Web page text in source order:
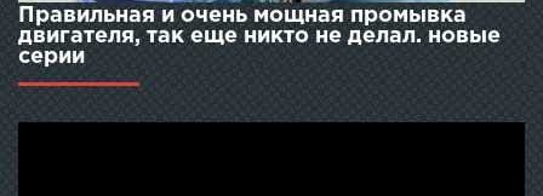
Правильная и очень мощная промывка
двигателя, так еще никто не делал. новые
серии